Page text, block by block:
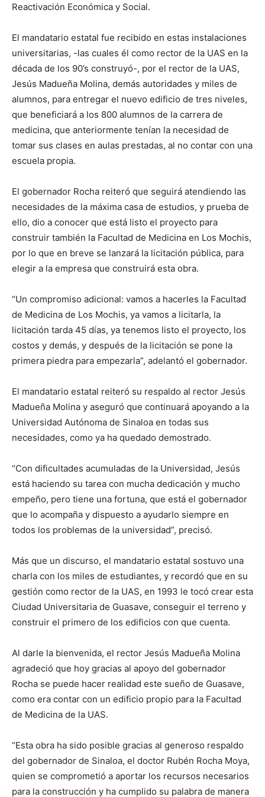
Reactivación Económica y Social.
El mandatario estatal fue recibido en estas instalaciones
universitarias, -las cuales él como rector de la UAS en la
década de los 90’s construyó-, por el rector de la UAS,
Jesús Madueña Molina, demás autoridades y miles de
alumnos, para entregar el nuevo edificio de tres niveles,
que beneficiará a los 800 alumnos de la carrera de
medicina, que anteriormente tenían la necesidad de
tomar sus clases en aulas prestadas, al no contar con una
escuela propia.
El gobernador Rocha reiteró que seguirá atendiendo las
necesidades de la máxima casa de estudios, y prueba de
ello, dio a conocer que está listo el proyecto para
construir también la Facultad de Medicina en Los Mochis,
por lo que en breve se lanzará la licitación pública, para
elegir a la empresa que construirá esta obra.
“Un compromiso adicional: vamos a hacerles la Facultad
de Medicina de Los Mochis, ya vamos a licitarla, la
licitación tarda 45 días, ya tenemos listo el proyecto, los
costos y demás, y después de la licitación se pone la
primera piedra para empezarla”, adelantó el gobernador.
El mandatario estatal reiteró su respaldo al rector Jesús
Madueña Molina y aseguró que continuará apoyando a la
Universidad Autónoma de Sinaloa en todas sus
necesidades, como ya ha quedado demostrado.
“Con dificultades acumuladas de la Universidad, Jesús
está haciendo su tarea con mucha dedicación y mucho
empeño, pero tiene una fortuna, que está el gobernador
que lo acompaña y dispuesto a ayudarlo siempre en
todos los problemas de la universidad”, precisó.
Más que un discurso, el mandatario estatal sostuvo una
charla con los miles de estudiantes, y recordó que en su
gestión como rector de la UAS, en 1993 le tocó crear esta
Ciudad Universitaria de Guasave, conseguir el terreno y
construir el primero de los edificios con que cuenta.
Al darle la bienvenida, el rector Jesús Madueña Molina
agradeció que hoy gracias al apoyo del gobernador
Rocha se puede hacer realidad este sueño de Guasave,
como era contar con un edificio propio para la Facultad
de Medicina de la UAS.
“Esta obra ha sido posible gracias al generoso respaldo
del gobernador de Sinaloa, el doctor Rubén Rocha Moya,
quien se comprometió a aportar los recursos necesarios
para la construcción y ha cumplido su palabra de manera